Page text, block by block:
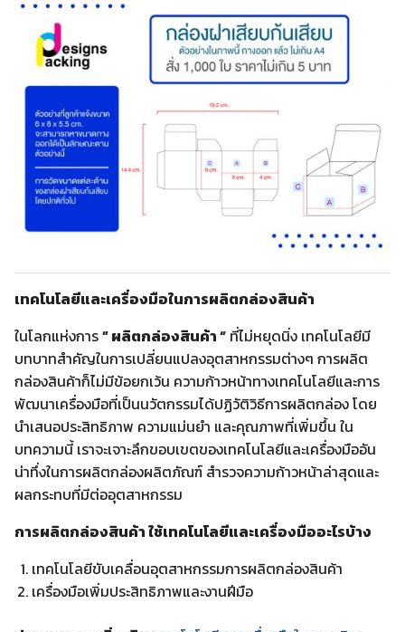
เทคโนโลยีและเครื่องมือในการผลิตกล่องสินค้า
ในโลกแห่งการ” ผลิตกล่องสินค้า “ ที่ไม่หยุดนิ่ง เทคโนโลยีมี
บทบาทสำคัญในการเปลี่ยนแปลงอุตสาหกรรมต่างๆ การผลิต
กล่องสินค้าก็ไม่มีข้อยกเว้น ความก้าวหน้าทางเทคโนโลยีและการ
พัฒนาเครื่องมือที่เป็นนวัตกรรมได้ปฏิวัติวิธีการผลิตกล่อง โดย
นำเสนอประสิทธิภาพ ความแม่นยำ และคุณภาพที่เพิ่มขึ้น ใน
บทความนี้ เราจะเจาะลึกขอบเขตของเทคโนโลยีและเครื่องมืออัน
น่าทึ่งในการผลิตกล่องผลิตภัณฑ์ สำรวจความก้าวหน้าล่าสุดและ
ผลกระทบที่มีต่ออุตสาหกรรม
การผลิตกล่องสินค้า ใช้เทคโนโลยีและเครื่องมืออะไรบ้าง
เทคโนโลยีขับเคลื่อนอุตสาหกรรมการผลิตกล่องสินค้า
เครื่องมือเพิ่มประสิทธิภาพและงานฝีมือ